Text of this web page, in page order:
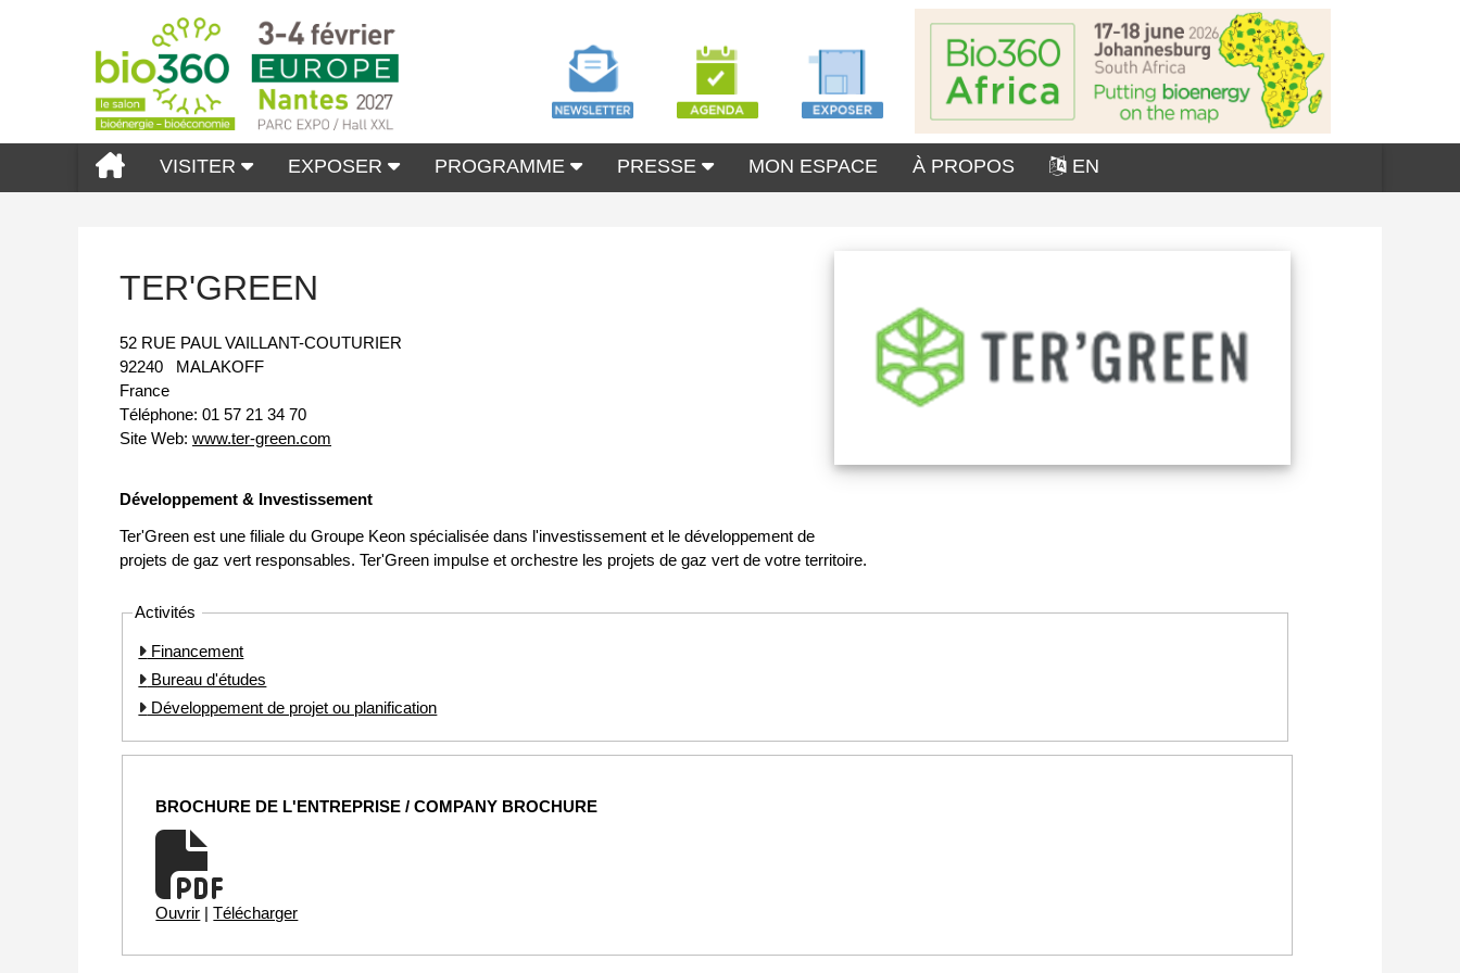
VISITER EXPOSER PROGRAMME PRESSE MON ESPACE À PROPOS EN
TER'GREEN
52 RUE PAUL VAILLANT-COUTURIER
92240
MALAKOFF
France
Téléphone: 01 57 21 34 70
Site Web: www.ter-green.com
Développement & Investissement
Ter'Green est une filiale du Groupe Keon spécialisée dans l'investissement et le développement de
projets de gaz vert responsables. Ter'Green impulse et orchestre les projets de gaz vert de votre territoire.
Activités
Financement
Bureau d'études
Développement de projet ou planification
BROCHURE DE L'ENTREPRISE / COMPANY BROCHURE
Ouvrir | Télécharger